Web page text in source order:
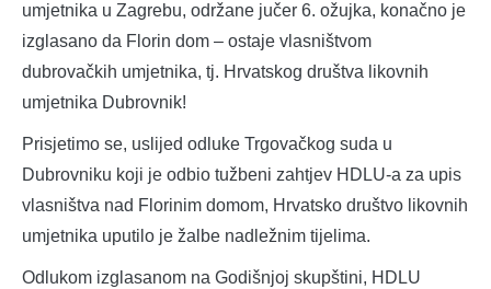
umjetnika u Zagrebu, održane jučer 6. ožujka, konačno je
izglasano da Florin dom – ostaje vlasništvom
dubrovačkih umjetnika, tj. Hrvatskog društva likovnih
umjetnika Dubrovnik!
Prisjetimo se, uslijed odluke Trgovačkog suda u
Dubrovniku koji je odbio tužbeni zahtjev HDLU-a za upis
vlasništva nad Florinim domom, Hrvatsko društvo likovnih
umjetnika uputilo je žalbe nadležnim tijelima.
Odlukom izglasanom na Godišnjoj skupštini, HDLU